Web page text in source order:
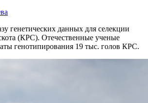
генетических данных для селекции
(КРС). Отечественные ученые
генотипирования 19 тыс. голов КРС.